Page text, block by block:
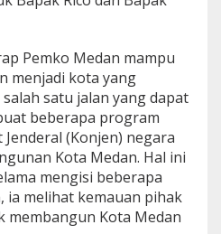
Pemko Medan mampu
menjadi kota yang
satu jalan yang dapat
beberapa program
(Konjen) negara
Kota Medan. Hal ini
mengisi beberapa
ia melihat kemauan pihak
membangun Kota Medan